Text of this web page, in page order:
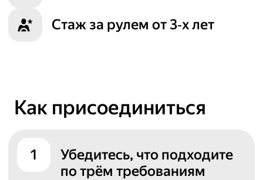
Стаж за рулем от 3‑х лет
Как присоединиться
1
Убедитесь, что подходите
по трём требованиям